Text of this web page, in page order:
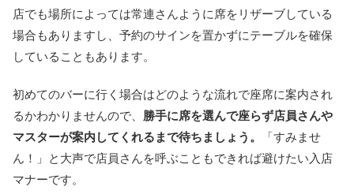
店でも場所によっては常連さんように席をリザーブしている
場合もありますし、予約のサインを置かずにテーブルを確保
していることもあります。
初めてのバーに行く場合はどのような流れで座席に案内され
るかわかりませんので、 勝手に席を選んで座らず店員さんや
マスターが案内してくれるまで待ちましょう。
「すみませ
ん！」と大声で店員さんを呼ぶこともできれば避けたい入店
マナーです。